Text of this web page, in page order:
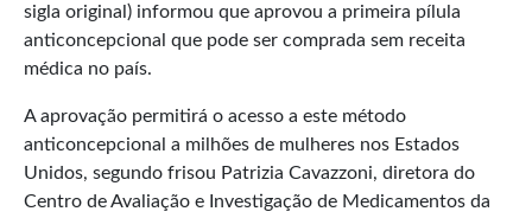
sigla original) informou que aprovou a primeira pílula
anticoncepcional que pode ser comprada sem receita
médica no país.
A aprovação permitirá o acesso a este método
anticoncepcional a milhões de mulheres nos Estados
Unidos, segundo frisou Patrizia Cavazzoni, diretora do
Centro de Avaliação e Investigação de Medicamentos da